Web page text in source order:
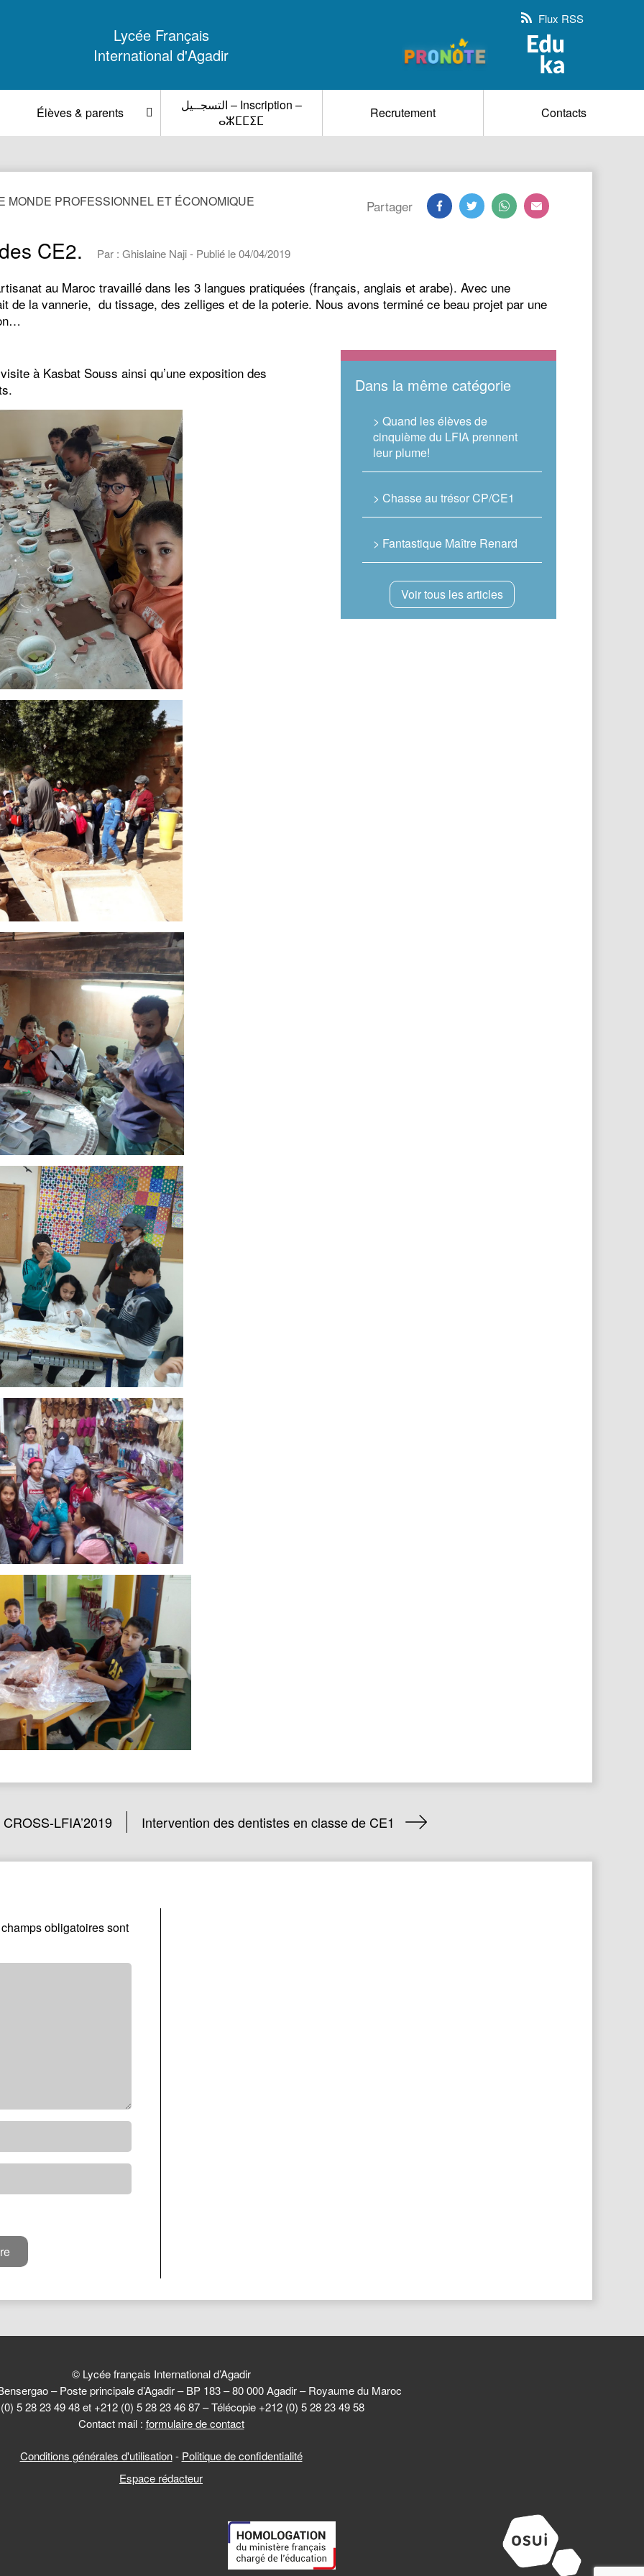
Lycée Français
International d'Agadir
Flux RSS
Élèves & parents
التسجــيل – Inscription –
ⴰⵣⵎⵎⵉⵎ
Recrutement Contacts
MONDE PROFESSIONNEL ET ÉCONOMIQUE Partager
CE2. Par : Ghislaine Naji - Publié le 04/04/2019
au Maroc travaillé dans les 3 langues pratiquées (français, anglais et arabe). Avec une
de la vannerie, du tissage, des zelliges et de la poterie. Nous avons terminé ce beau projet par une
à Kasbat Souss ainsi qu’une exposition des
Dans la même catégorie
> Quand les élèves de
cinquième du LFIA prennent
leur plume!
> Chasse au trésor CP/CE1
> Fantastique Maître Renard
Voir tous les articles
LFIA’2019 Intervention des dentistes en classe de CE1
obligatoires sont
© Lycée français International d’Agadir
– Poste principale d’Agadir – BP 183 – 80 000 Agadir – Royaume du Maroc
5 28 23 49 48 et +212 (0) 5 28 23 46 87 – Télécopie +212 (0) 5 28 23 49 58
Contact mail : formulaire de contact
Conditions générales d'utilisation- Politique de confidentialité
Espace rédacteur